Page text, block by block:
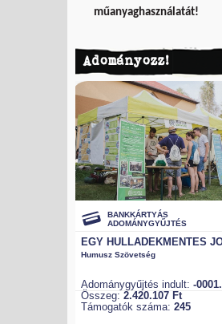
műanyaghasználatát!
Adományozz!